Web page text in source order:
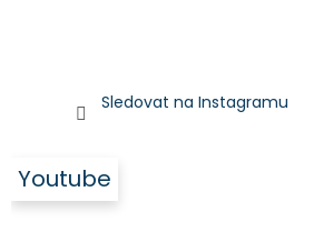
Sledovat na Instagramu
Youtube